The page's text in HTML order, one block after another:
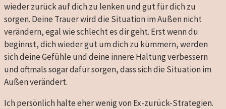
wieder zurück auf dich zu lenken und gut für dich zu
sorgen. Deine Trauer wird die Situation im Außen nicht
verändern, egal wie schlecht es dir geht. Erst wenn du
beginnst, dich wieder gut um dich zu kümmern, werden
sich deine Gefühle und deine innere Haltung verbessern
und oftmals sogar dafür sorgen, dass sich die Situation im
Außen verändert.
Ich persönlich halte eher wenig von Ex-zurück-Strategien.